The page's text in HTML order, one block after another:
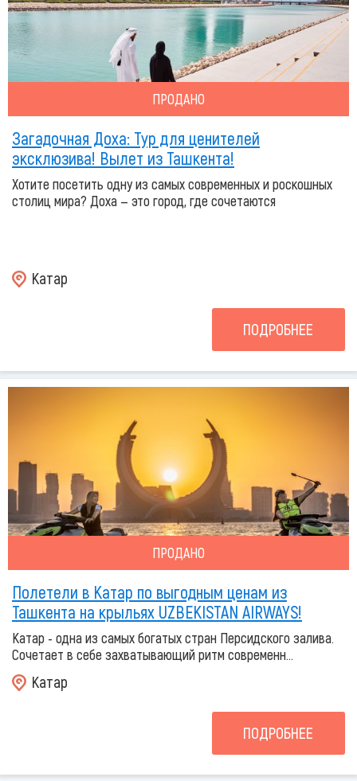
ПРОДАНО
Загадочная Доха: Тур для ценителей
эксклюзива! Вылет из Ташкента!
Хотите посетить одну из самых современных и роскошных
столиц мира? Доха — это город, где сочетаются
Катар
ПОДРОБНЕЕ
ПРОДАНО
Полетели в Катар по выгодным ценам из
Ташкента на крыльях UZBEKISTAN AIRWAYS!
Катар - одна из самых богатых стран Персидского залива.
Сочетает в себе захватывающий ритм современн...
Катар
ПОДРОБНЕЕ